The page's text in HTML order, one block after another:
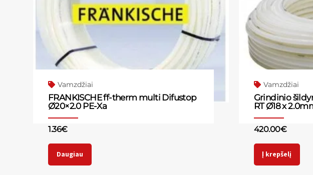
Vamzdžiai
FRANKISCHE ff-therm multi Difustop
Ø20×2.0 PE-Xa
1.36€
Daugiau
Vamzdžiai
Grindinio
RT Ø18 x
420.00€
Į krepšelį